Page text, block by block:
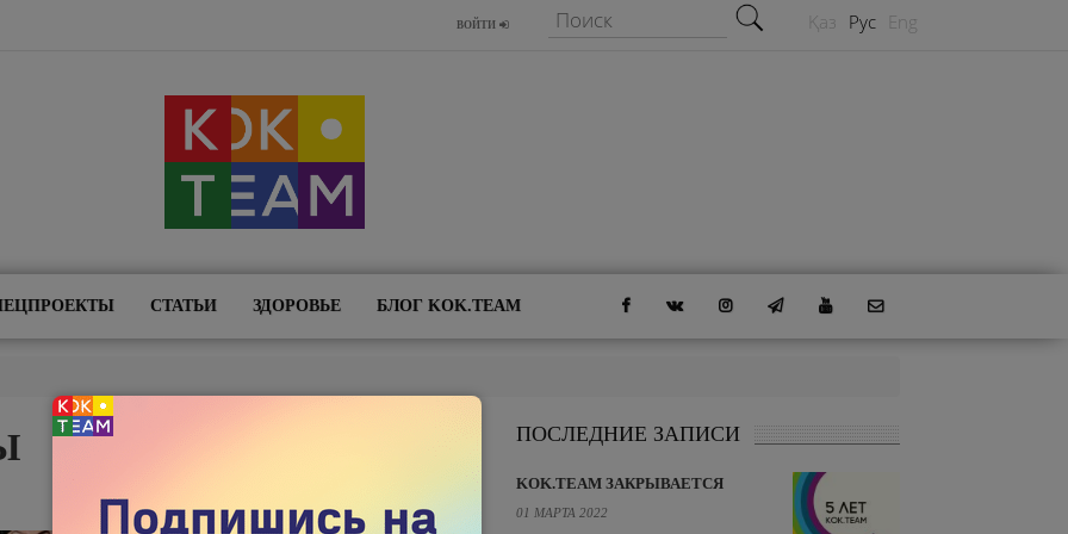
ВОЙТИ
Форма поиска
Поиск Қаз Рус Eng
СТАТЬИ ЗДОРОВЬЕ БЛОГ KOK.TEAM
ПОСЛЕДНИЕ ЗАПИСИ
KOK.TEAM ЗАКРЫВАЕТСЯ
01 МАРТА 2022